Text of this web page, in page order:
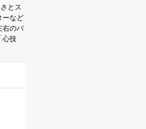
とス
ーなど
右のバ
心技